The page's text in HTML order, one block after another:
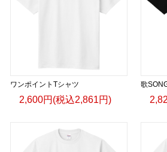
ワンポイントTシャツ
2,600円(税込2,861円)
歌